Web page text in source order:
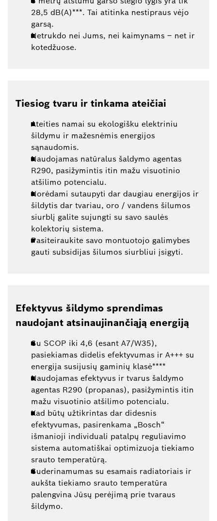
28,5 dB(A)***. Tai atitinka nestipraus vėjo
garsą.
Netrukdo nei Jums, nei kaimynams – net ir
kotedžuose.
Tiesiog tvaru ir tinkama ateičiai
Ateities namai su ekologišku elektriniu
šildymu ir mažesnėmis energijos
sąnaudomis.
Naudojamas natūralus šaldymo agentas
R290, pasižymintis itin mažu visuotinio
atšilimo potencialu.
Norėdami sutaupyti dar daugiau energijos ir
šildytis dar tvariau, oro / vandens šilumos
siurblį galite sujungti su savo saulės
kolektorių sistema.
Pasiteiraukite savo montuotojo galimybes
gauti subsidijas šilumos siurbliui įsigyti.
Efektyvus šildymo sprendimas
naudojant atsinaujinančiąją energiją
Su SCOP iki 4,6 (esant A7/W35),
pasiekiamas didelis efektyvumas ir A+++ su
energija susijusių gaminių klasė****
Naudojamas efektyvus ir tvarus šaldymo
agentas R290 (propanas), pasižymintis itin
mažu visuotinio atšilimo potencialu.
Kad būtų užtikrintas dar didesnis
efektyvumas, pasirenkama „Bosch“
išmanioji individuali patalpų reguliavimo
sistema automatiškai optimizuoja tiekiamo
srauto temperatūrą.
Suderinamumas su esamais radiatoriais ir
aukšta tiekiamo srauto temperatūra
palengvina Jūsų perėjimą prie tvaraus
šildymo.